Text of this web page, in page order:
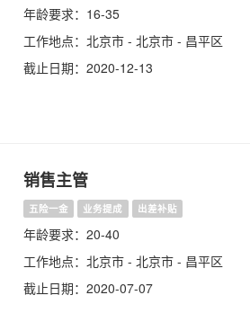
年龄要求：16-35
工作地点：北京市 - 北京市 - 昌平区
截止日期：2020-12-13
销售主管
五险一金 业务提成 出差补贴
年龄要求：20-40
工作地点：北京市 - 北京市 - 昌平区
截止日期：2020-07-07